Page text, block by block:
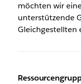
möchten wir
unterstützende
Gleichgestellten